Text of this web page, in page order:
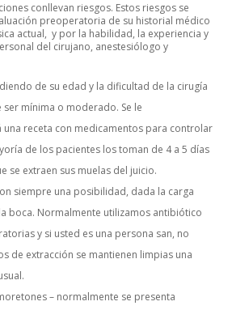
conllevan riesgos. Estos riesgos se
preoperatoria de su historial médico
actual, y por la habilidad, la experiencia y
del cirujano, anestesiólogo y
de su edad y la dificultad de la cirugía
mínima o moderado. Se le
receta con medicamentos para controlar
de los pacientes los toman de 4 a 5 días
se extraen sus muelas del juicio.
siempre una posibilidad, dada la carga
boca. Normalmente utilizamos antibiótico
y si usted es una persona san, no
de extracción se mantienen limpias una
– normalmente se presenta